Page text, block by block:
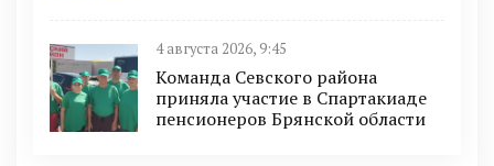
4 августа 2026, 9:45
Команда Севского района
приняла участие в Спартакиаде
пенсионеров Брянской области